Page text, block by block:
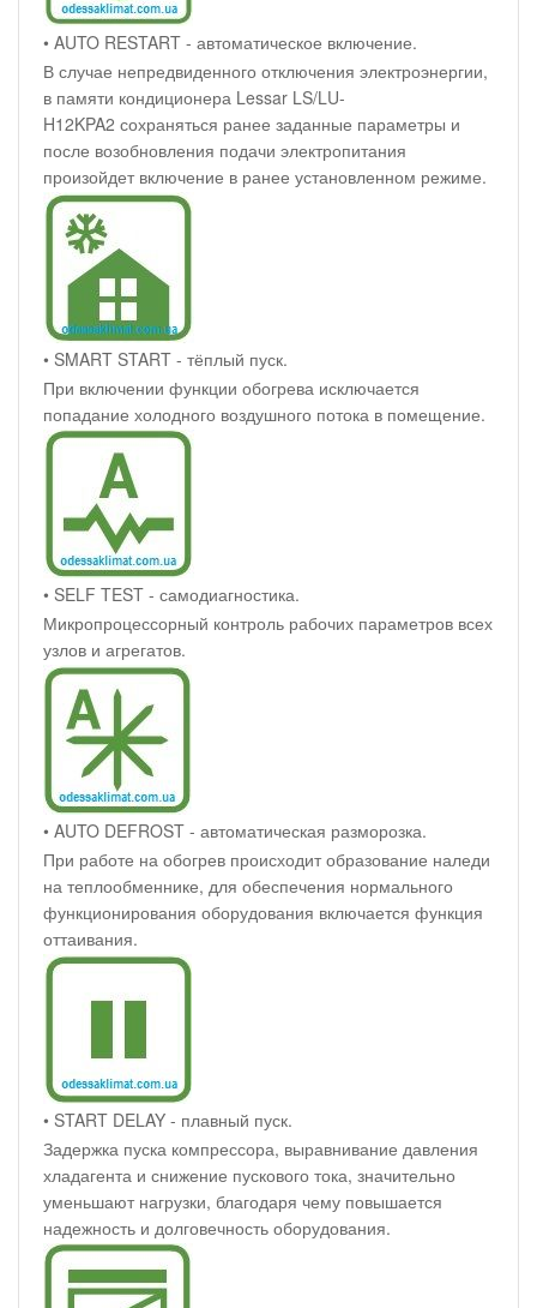
• AUTO RESTART - автоматическое включение.
В случае непредвиденного отключения электроэнергии,
в памяти кондиционера Lessar LS/LU-
H12KPA2 сохраняться ранее заданные параметры и
после возобновления подачи электропитания
произойдет включение в ранее установленном режиме.
• SMART START - тёплый пуск.
При включении функции обогрева исключается
попадание холодного воздушного потока в помещение.
• SELF TEST - самодиагностика.
Микропроцессорный контроль рабочих параметров всех
узлов и агрегатов.
• AUTO DEFROST - автоматическая разморозка.
При работе на обогрев происходит образование наледи
на теплообменнике, для обеспечения нормального
функционирования оборудования включается функция
оттаивания.
• START DELAY - плавный пуск.
Задержка пуска компрессора, выравнивание давления
хладагента и снижение пускового тока, значительно
уменьшают нагрузки, благодаря чему повышается
надежность и долговечность оборудования.